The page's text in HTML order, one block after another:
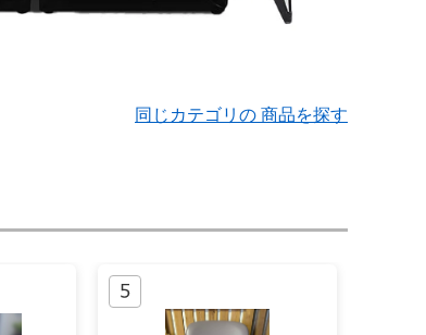
同じカテゴリの 商品を探す